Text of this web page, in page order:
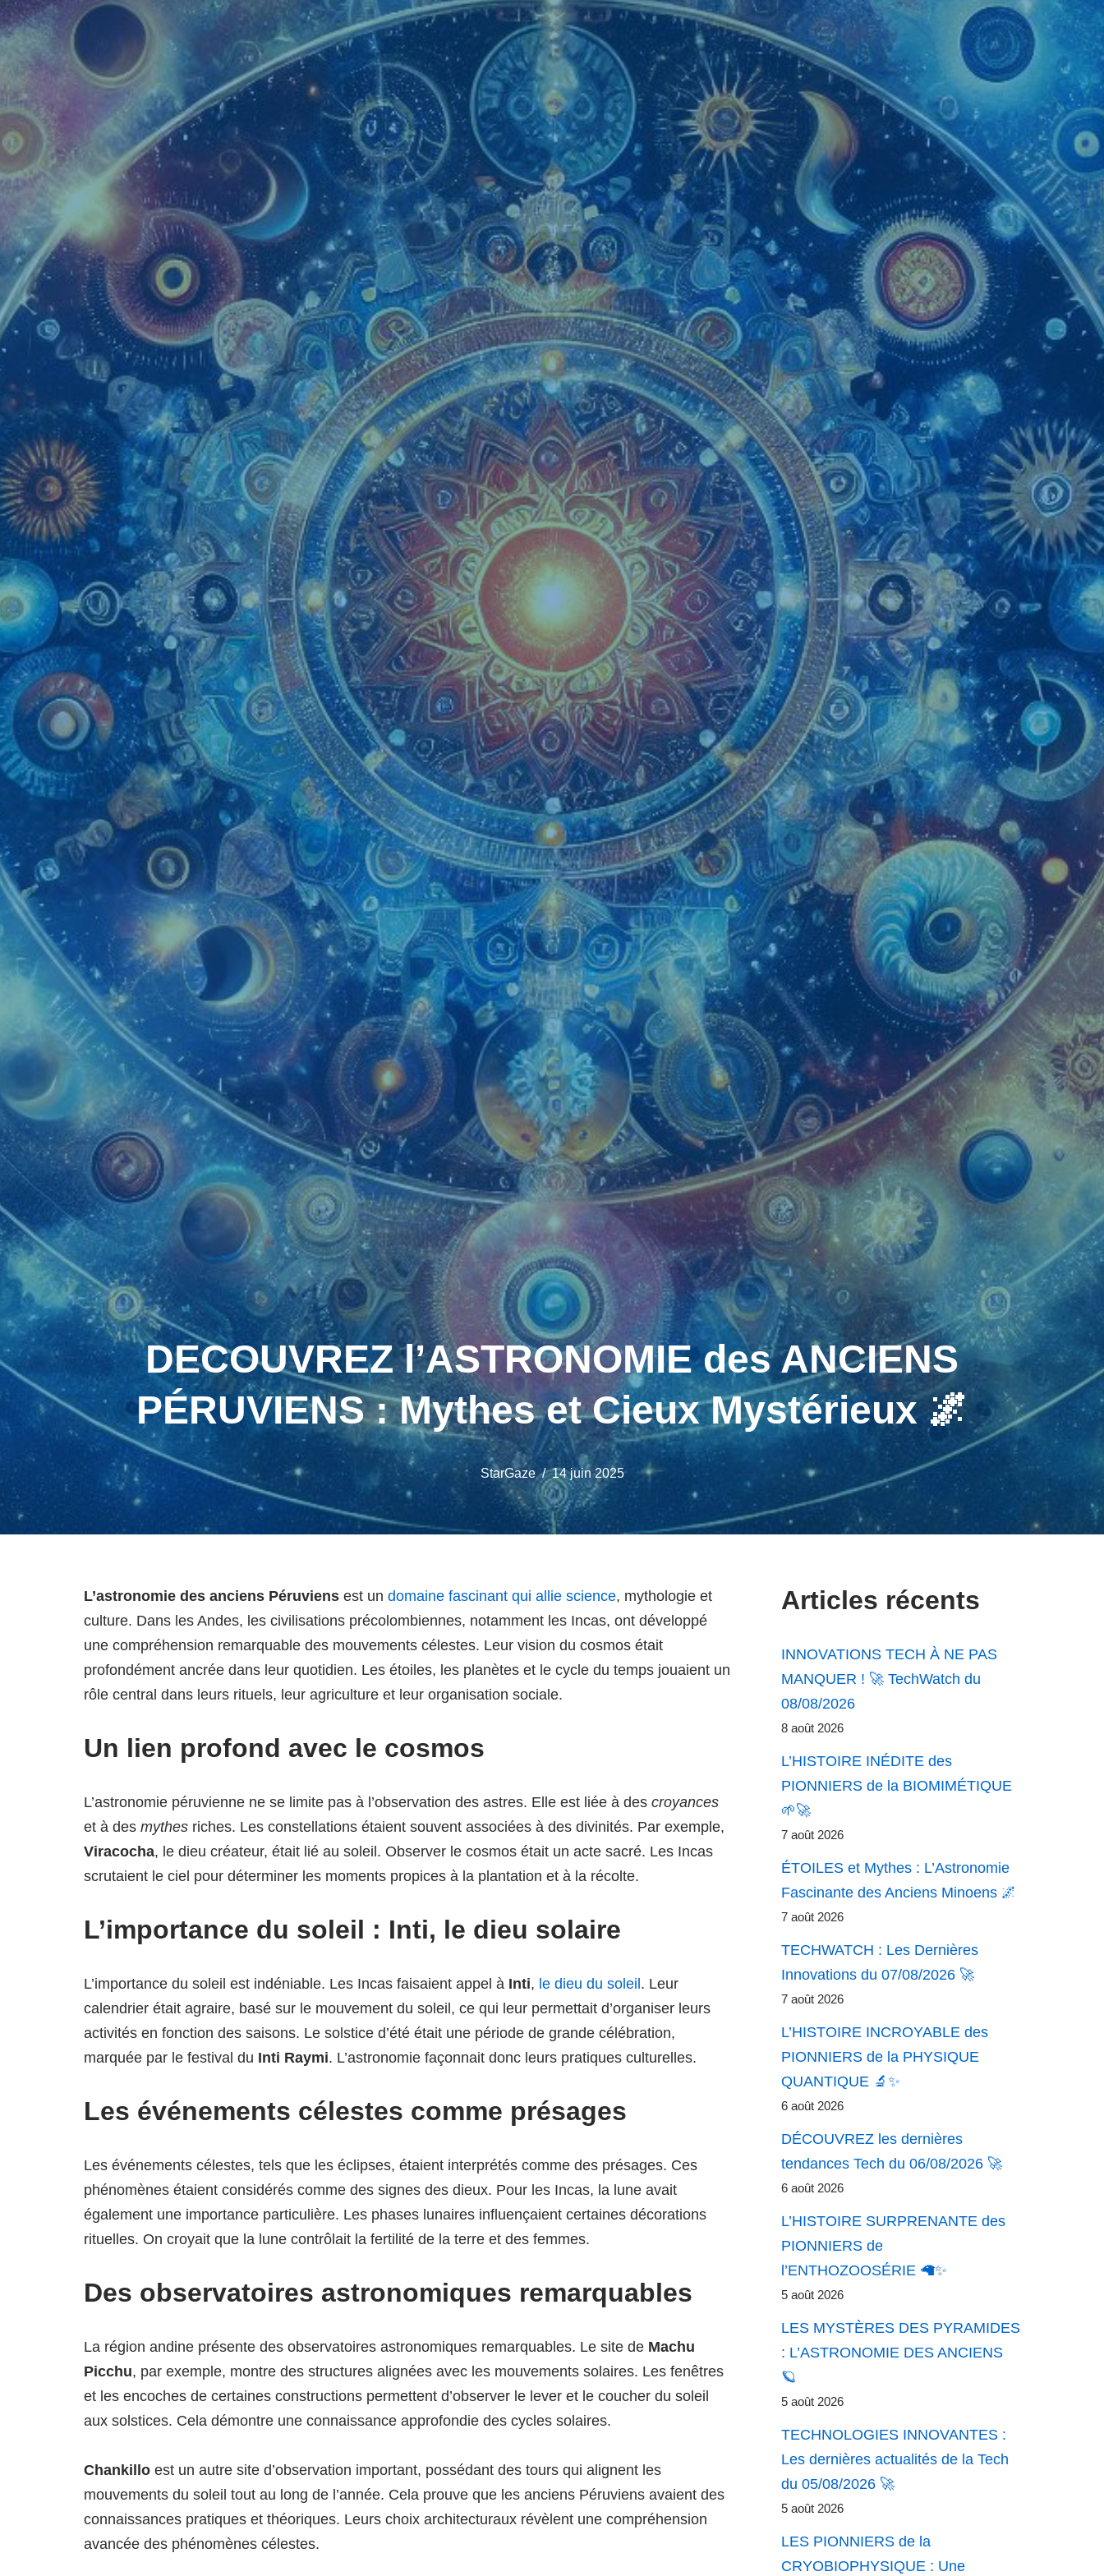
DECOUVREZ l’ASTRONOMIE des ANCIENS
PÉRUVIENS : Mythes et Cieux Mystérieux 🌌
StarGaze 14 juin 2025
L’astronomie des anciens Péruviens est un domaine fascinant qui allie science, mythologie et
culture. Dans les Andes, les civilisations précolombiennes, notamment les Incas, ont développé
une compréhension remarquable des mouvements célestes. Leur vision du cosmos était
profondément ancrée dans leur quotidien. Les étoiles, les planètes et le cycle du temps jouaient un
rôle central dans leurs rituels, leur agriculture et leur organisation sociale.
Un lien profond avec le cosmos
L’astronomie péruvienne ne se limite pas à l’observation des astres. Elle est liée à des croyances
et à des mythes riches. Les constellations étaient souvent associées à des divinités. Par exemple,
Viracocha, le dieu créateur, était lié au soleil. Observer le cosmos était un acte sacré. Les Incas
scrutaient le ciel pour déterminer les moments propices à la plantation et à la récolte.
L’importance du soleil : Inti, le dieu solaire
L’importance du soleil est indéniable. Les Incas faisaient appel à Inti, le dieu du soleil . Leur
calendrier était agraire, basé sur le mouvement du soleil, ce qui leur permettait d’organiser leurs
activités en fonction des saisons. Le solstice d’été était une période de grande célébration,
marquée par le festival du Inti Raymi. L’astronomie façonnait donc leurs pratiques culturelles.
Les événements célestes comme présages
Les événements célestes, tels que les éclipses, étaient interprétés comme des présages. Ces
phénomènes étaient considérés comme des signes des dieux. Pour les Incas, la lune avait
également une importance particulière. Les phases lunaires influençaient certaines décorations
rituelles. On croyait que la lune contrôlait la fertilité de la terre et des femmes.
Des observatoires astronomiques remarquables
La région andine présente des observatoires astronomiques remarquables. Le site de Machu
Picchu, par exemple, montre des structures alignées avec les mouvements solaires. Les fenêtres
et les encoches de certaines constructions permettent d’observer le lever et le coucher du soleil
aux solstices. Cela démontre une connaissance approfondie des cycles solaires.
Chankillo est un autre site d’observation important, possédant des tours qui alignent les
mouvements du soleil tout au long de l’année. Cela prouve que les anciens Péruviens avaient des
connaissances pratiques et théoriques. Leurs choix architecturaux révèlent une compréhension
avancée des phénomènes célestes.
Articles récents
INNOVATIONS TECH À NE PAS
MANQUER ! 🚀 TechWatch du
08/08/2026
8 août 2026
L’HISTOIRE INÉDITE des
PIONNIERS de la BIOMIMÉTIQUE
🌱🚀
7 août 2026
ÉTOILES et Mythes : L’Astronomie
Fascinante des Anciens Minoens 🌌
7 août 2026
TECHWATCH : Les Dernières
Innovations du 07/08/2026 🚀
7 août 2026
L’HISTOIRE INCROYABLE des
PIONNIERS de la PHYSIQUE
QUANTIQUE 🔬✨
6 août 2026
DÉCOUVREZ les dernières
tendances Tech du 06/08/2026 🚀
6 août 2026
L’HISTOIRE SURPRENANTE des
PIONNIERS de
l’ENTHOZOOSÉRIE 🦙✨
5 août 2026
LES MYSTÈRES DES PYRAMIDES
: L’ASTRONOMIE DES ANCIENS
🪐
5 août 2026
TECHNOLOGIES INNOVANTES :
Les dernières actualités de la Tech
du 05/08/2026 🚀
5 août 2026
LES PIONNIERS de la
CRYOBIOPHYSIQUE : Une